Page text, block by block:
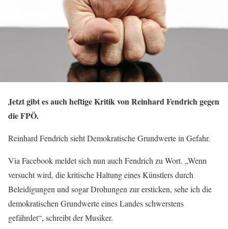
Jetzt gibt es auch heftige Kritik von Reinhard Fendrich gegen
die FPÖ.
Reinhard Fendrich sieht Demokratische Grundwerte in Gefahr.
Via Facebook meldet sich nun auch Fendrich zu Wort. „Wenn
versucht wird, die kritische Haltung eines Künstlers durch
Beleidigungen und sogar Drohungen zur ersticken, sehe ich die
demokratischen Grundwerte eines Landes schwerstens
gefährdet“, schreibt der Musiker.